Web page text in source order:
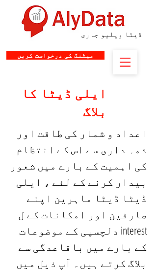
ڈیٹا ویلیو جاری
میٹنگ کی درخواست کریں
ایلی ڈیٹا کا
بلاگ
اعداد و شمار کی طاقت اور
ذمہ داری سے اس کے انتظام
کی اہمیت کے بارے میں شعور
بیدار کرنے کے لئے ، ایلی
ڈیٹا ڈیٹا ماہرین اپنے
صارفین اور امکانات کے ل
interest دلچسپی کے موضوعات
کے بارے میں باقاعدگی سے
بلاگ کرتے ہیں۔ آپ ذیل میں